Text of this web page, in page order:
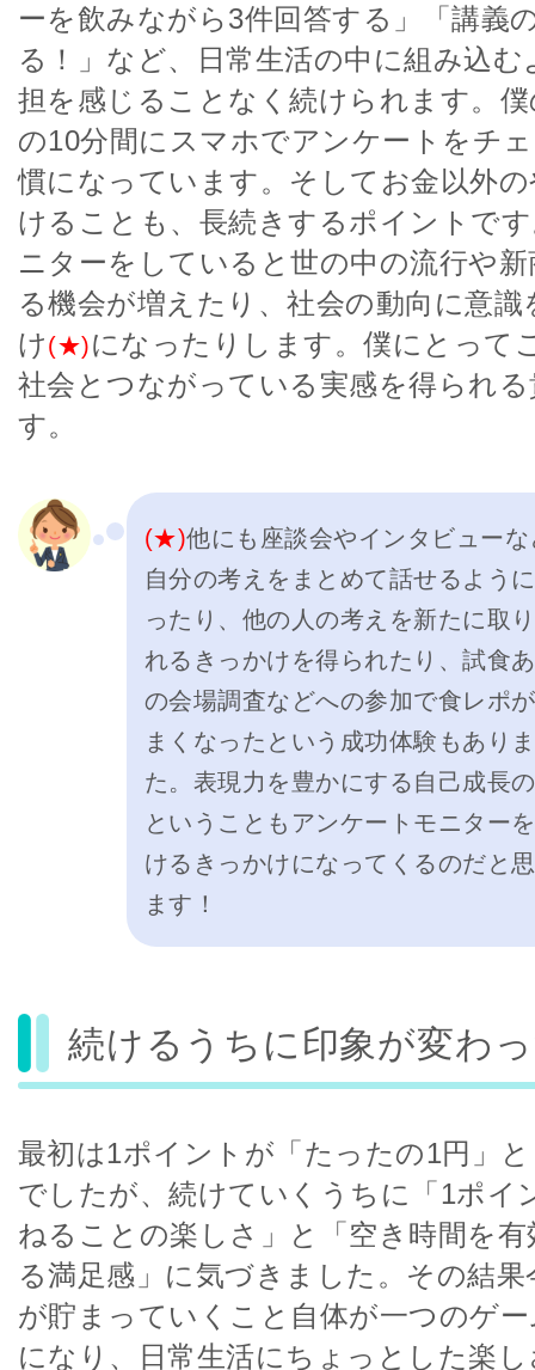
ーを飲みながら3件回答する」「講義
る！」など、日常生活の中に組み込
担を感じることなく続けられます。
の10分間にスマホでアンケートをチ
慣になっています。そしてお金以外
けることも、長続きするポイントで
ニターをしていると世の中の流行や
る機会が増えたり、社会の動向に意
け(★)になったりします。僕にとって
社会とつながっている実感を得られ
す。
(★)他にも座談会やインタビューな
自分の考えをまとめて話せるよう
ったり、他の人の考えを新たに取
れるきっかけを得られたり、試食
の会場調査などへの参加で食レポ
まくなったという成功体験もあり
た。表現力を豊かにする自己成長
ということもアンケートモニター
けるきっかけになってくるのだと
ます！
続けるうちに印象が変わ
最初は1ポイントが「たったの1円」
でしたが、続けていくうちに「1ポイ
ねることの楽しさ」と「空き時間を
る満足感」に気づきました。その結
が貯まっていくこと自体が一つのゲ
になり、日常生活にちょっとした楽